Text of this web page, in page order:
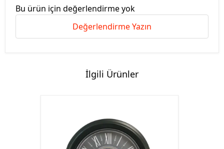
Bu ürün için değerlendirme yok
Değerlendirme Yazın
İlgili Ürünler